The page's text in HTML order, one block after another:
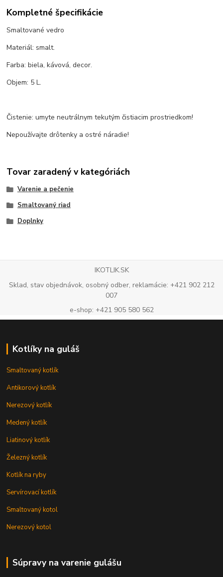
Kompletné špecifikácie
Smaltované vedro
Materiál: smalt.
Farba: biela, kávová, decor.
Objem: 5 L.
Čistenie: umyte neutrálnym tekutým čistiacim prostriedkom!
Nepoužívajte drôtenky a ostré náradie!
Tovar zaradený v kategóriách
Varenie a pečenie
Smaltovaný riad
Doplnky
IKOTLIK.SK
Sklad, stav objednávok, osobný odber, reklamácie: +421 902 212
007
e-shop: +421 905 580 562
Kotlíky na guláš
Smaltovaný kotlík
Antikorový kotlík
Nerezový kotlík
Medený kotlík
Liatinový kotlík
Železný kotlík
Kotlík na ryby
Servírovací kotlík
Smaltovaný kotol
Nerezový kotol
Súpravy na varenie gulášu